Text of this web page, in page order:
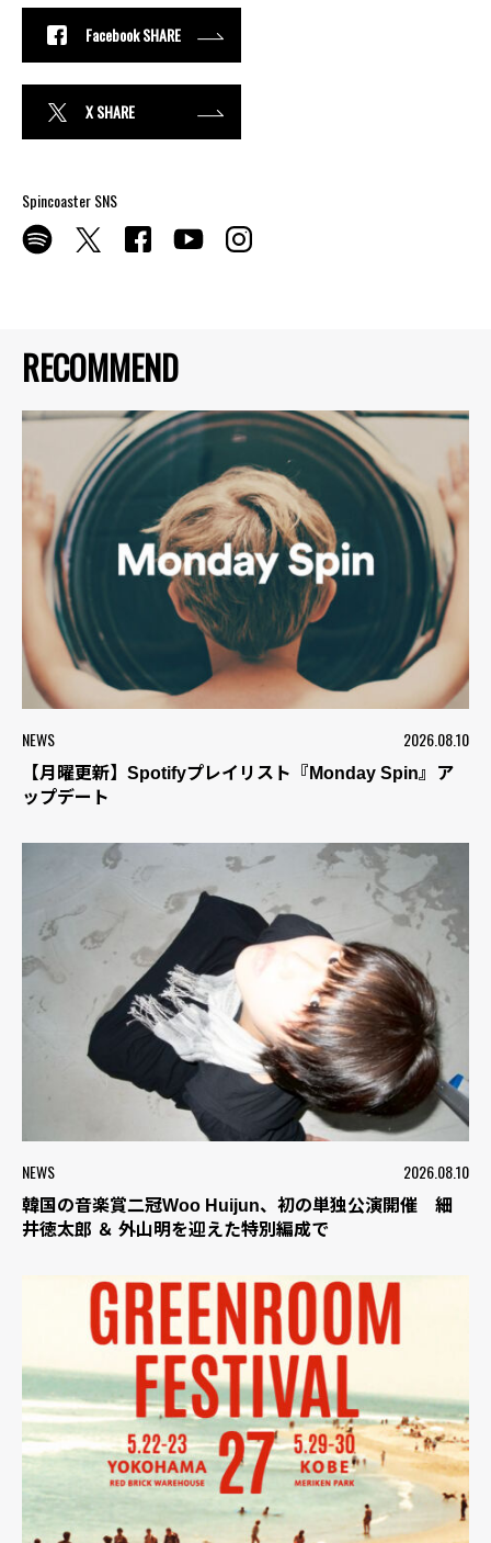
RECOMMEND
NEWS 2026.08.10
【月曜更新】Spotifyプレイリスト『Monday Spin』ア
ップデート
NEWS 2026.08.10
韓国の音楽賞二冠Woo Huijun、初の単独公演開催 細
井徳太郎 ＆ 外山明を迎えた特別編成で
Facebook SHARE
X SHARE
Spincoaster SNS